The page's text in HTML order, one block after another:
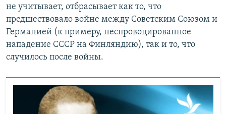
не учитывает, отбрасывает как то, что
предшествовало войне между Советским Союзом и
Германией (к примеру, неспровоцированное
нападение СССР на Финляндию), так и то, что
случилось после войны.